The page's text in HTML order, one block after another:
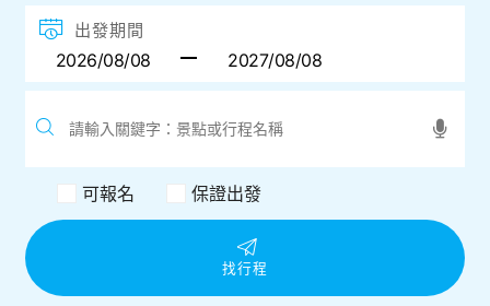
出發期間
可報名 保證出發
找行程